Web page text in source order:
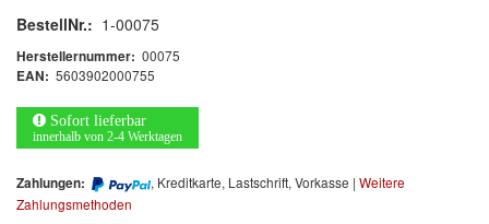
Werkzeug & Maschinen
Reinigen
Arbeitsschutz
Luftfilter
Mischfarben
BestellNr.: 1-00075
Herstellernummer: 00075
EAN: 5603902000755
Sofort lieferbar
innerhalb von 2-4 Werktagen
Zahlungen: , Kreditkarte, Lastschrift, Vorkasse | Weitere
Zahlungsmethoden